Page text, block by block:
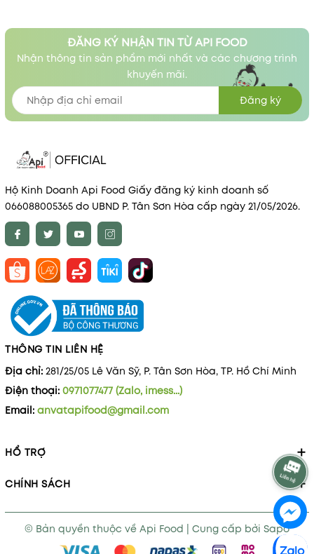
ĐĂNG KÝ NHẬN TIN TỪ API FOOD
Nhận thông tin sản phẩm mới nhất và các chương trình
khuyến mãi.
Đăng ký
Hộ Kinh Doanh Api Food Giấy đăng ký kinh doanh số
066088005365 do UBND P. Tân Sơn Hòa cấp ngày 21/05/2026.
THÔNG TIN LIÊN HỆ
Địa chỉ: 281/25/05 Lê Văn Sỹ, P. Tân Sơn Hòa, TP. Hồ Chí Minh
Điện thoại: 0971077477 (Zalo, imess...)
Email: anvatapifood@gmail.com
HỔ TRỢ
CHÍNH SÁCH
© Bản quyền thuộc về Api Food Cung cấp bởi Sapo